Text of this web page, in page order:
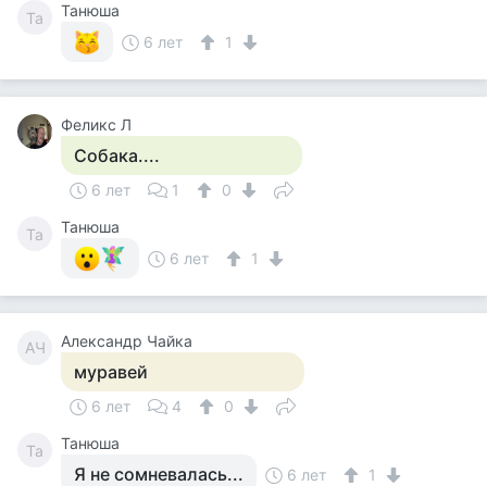
Та
Танюша
6 лет
1
Феликс Л
Собака....
6 лет 1 0
Та
Танюша
6 лет
1
АЧ Александр Чайка
муравей
6 лет 4 0
Та Танюша
Я не сомневалась... 6 лет 1